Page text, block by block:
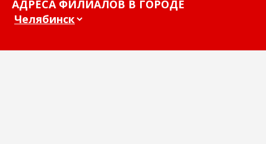
АДРЕСА ФИЛИАЛОВ В ГОРОДЕ